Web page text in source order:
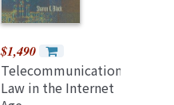
$1,490
Telecommunications
Law in the Internet